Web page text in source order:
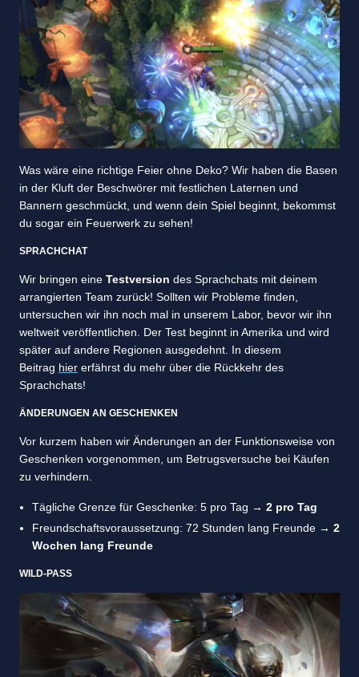
Was wäre eine richtige Feier ohne Deko? Wir haben die Basen
in der Kluft der Beschwörer mit festlichen Laternen und
Bannern geschmückt, und wenn dein Spiel beginnt, bekommst
du sogar ein Feuerwerk zu sehen!
SPRACHCHAT
Wir bringen eine Testversion des Sprachchats mit deinem
arrangierten Team zurück! Sollten wir Probleme finden,
untersuchen wir ihn noch mal in unserem Labor, bevor wir ihn
weltweit veröffentlichen. Der Test beginnt in Amerika und wird
später auf andere Regionen ausgedehnt. In diesem
Beitrag hier erfährst du mehr über die Rückkehr des
Sprachchats!
ÄNDERUNGEN AN GESCHENKEN
Vor kurzem haben wir Änderungen an der Funktionsweise von
Geschenken vorgenommen, um Betrugsversuche bei Käufen
zu verhindern.
Tägliche Grenze für Geschenke: 5 pro Tag → 2 pro Tag
Freundschaftsvoraussetzung: 72 Stunden lang Freunde → 2
Wochen lang Freunde
WILD-PASS